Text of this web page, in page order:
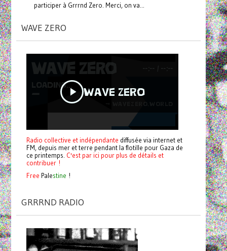
participer à Grrrnd Zero. Merci, on va...
WAVE ZERO
Radio collective et indépendante diffusée via internet et
FM, depuis mer et terre pendant la flotille pour Gaza de
ce printemps. C'est par ici pour plus de détails et
contribuer !
Free Palestine !
GRRRND RADIO